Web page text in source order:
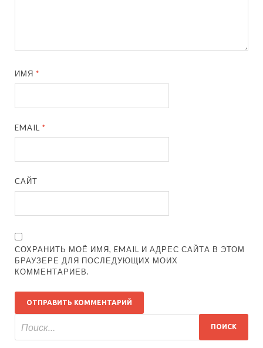
ИМЯ*
EMAIL*
САЙТ
СОХРАНИТЬ МОЁ ИМЯ, EMAIL И АДРЕС САЙТА В ЭТОМ
БРАУЗЕРЕ ДЛЯ ПОСЛЕДУЮЩИХ МОИХ
КОММЕНТАРИЕВ.